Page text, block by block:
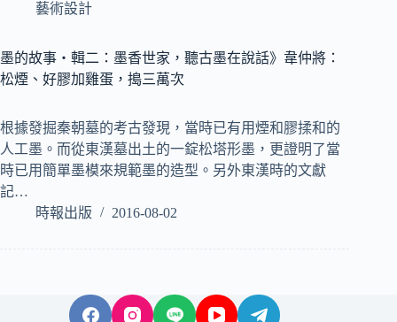
藝術設計
墨的故事‧輯二：墨香世家，聽古墨在說話》韋仲將：
松煙、好膠加雞蛋，搗三萬次
根據發掘秦朝墓的考古發現，當時已有用煙和膠揉和的
人工墨。而從東漢墓出土的一錠松塔形墨，更證明了當
時已用簡單墨模來規範墨的造型。另外東漢時的文獻
記…
時報出版
2016-08-02